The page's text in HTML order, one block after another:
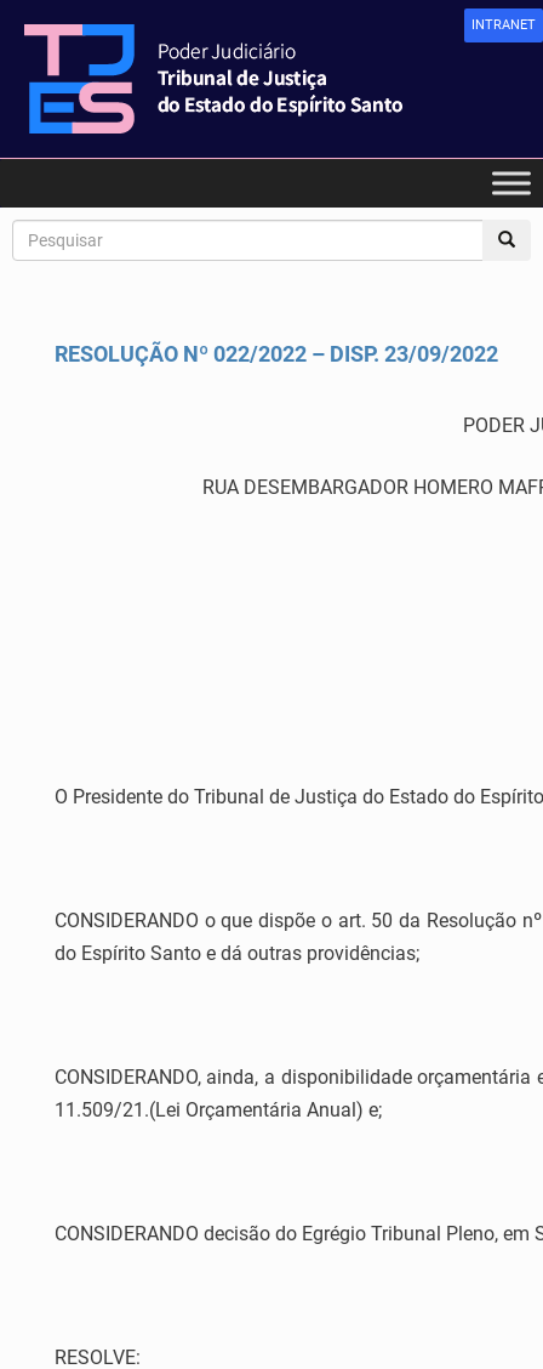
INTRANET
RESOLUÇÃO Nº 022/2022 – DISP. 23/09/2022
PODER
RUA DESEMBARGADOR HOMERO
O Presidente do Tribunal de Justiça do Estado do
CONSIDERANDO o que dispõe o art. 50 da Resolução
do Espírito Santo e dá outras providências;
CONSIDERANDO, ainda, a disponibilidade
11.509/21.(Lei Orçamentária Anual) e;
CONSIDERANDO decisão do Egrégio Tribunal Pleno,
RESOLVE: